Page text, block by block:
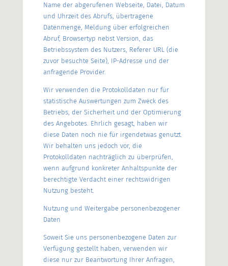
Name der abgerufenen Webseite, Datei, Datum
und Uhrzeit des Abrufs, übertragene
Datenmenge, Meldung über erfolgreichen
Abruf, Browsertyp nebst Version, das
Betriebssystem des Nutzers, Referer URL (die
zuvor besuchte Seite), IP-Adresse und der
anfragende Provider.
Wir verwenden die Protokolldaten nur für
statistische Auswertungen zum Zweck des
Betriebs, der Sicherheit und der Optimierung
des Angebotes. Ehrlich gesagt, haben wir
diese Daten noch nie für irgendetwas genutzt.
Wir behalten uns jedoch vor, die
Protokolldaten nachträglich zu überprüfen,
wenn aufgrund konkreter Anhaltspunkte der
berechtigte Verdacht einer rechtswidrigen
Nutzung besteht.
Nutzung und Weitergabe personenbezogener
Daten
Soweit Sie uns personenbezogene Daten zur
Verfügung gestellt haben, verwenden wir
diese nur zur Beantwortung Ihrer Anfragen,